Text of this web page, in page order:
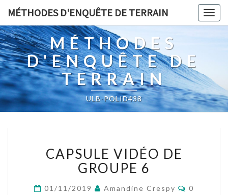
MÉTHODES D'ENQUÊTE DE TERRAIN
MÉTHODES
D'ENQUÊTE DE
TERRAIN
ULB-POLID438
VIDÉO
DE
GROUPE
6
CAPSULE VIDÉO DE
GROUPE 6
01/11/2019 Amandine Crespy
0